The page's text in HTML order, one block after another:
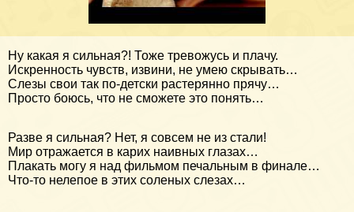
Ну какая я сильная?! Тоже тревожусь и плачу.
Искренность чувств, извини, не умею скрывать…
Слезы свои так по-детски растерянно прячу…
Просто боюсь, что не сможете это понять…
Разве я сильная? Нет, я совсем не из стали!
Мир отражается в карих наивных глазах…
Плакать могу я над фильмом печальным в финале…
Что-то нелепое в этих соленых слезах…